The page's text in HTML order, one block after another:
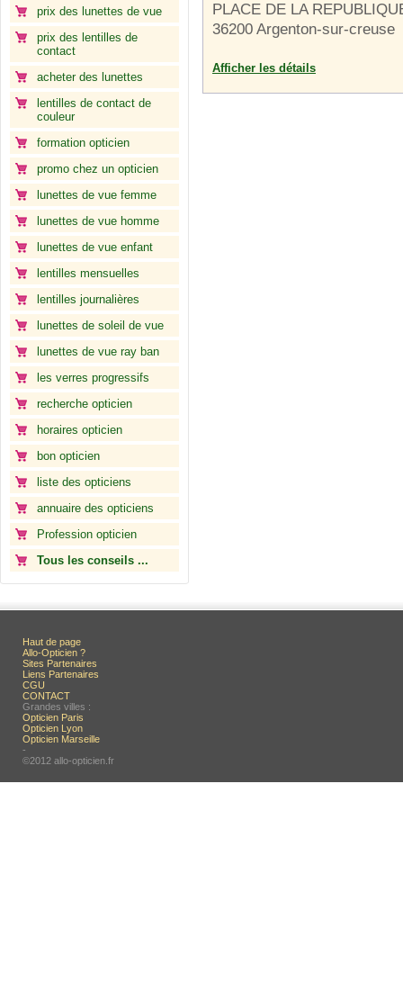
prix des lunettes de vue
prix des lentilles de
contact
acheter des lunettes
lentilles de contact de
couleur
formation opticien
promo chez un opticien
lunettes de vue femme
lunettes de vue homme
lunettes de vue enfant
lentilles mensuelles
lentilles journalières
lunettes de soleil de vue
lunettes de vue ray ban
les verres progressifs
recherche opticien
horaires opticien
bon opticien
liste des opticiens
annuaire des opticiens
Profession opticien
Tous les conseils ...
PLACE DE LA
36200 Argenton-sur-creuse
Afficher les détails
Haut de page
Allo-Opticien ?
Sites Partenaires
Liens Partenaires
CGU
CONTACT
Grandes villes :
Opticien Paris
Opticien Lyon
Opticien Marseille
-
©2012 allo-opticien.fr